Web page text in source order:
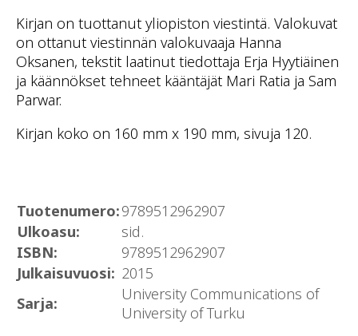
Kirjan on tuottanut yliopiston viestintä. Valokuvat
on ottanut viestinnän valokuvaaja Hanna
Oksanen, tekstit laatinut tiedottaja Erja Hyytiäinen
ja käännökset tehneet kääntäjät Mari Ratia ja Sam
Parwar.
Kirjan koko on 160 mm x 190 mm, sivuja 120.
Tuotenumero:9789512962907
Ulkoasu:
sid.
ISBN:
9789512962907
Julkaisuvuosi: 2015
Sarja:
University Communications of
University of Turku